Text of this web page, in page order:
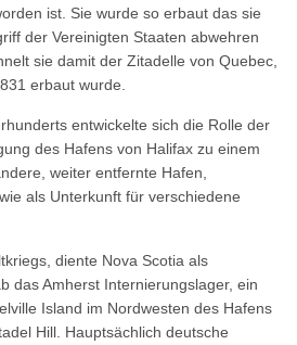
ist. Sie wurde so erbaut das sie
der Vereinigten Staaten abwehren
sie damit der Zitadelle von Quebec,
erbaut wurde.
entwickelte sich die Rolle der
des Hafens von Halifax zu einem
weiter entfernte Hafen,
als Unterkunft für verschiedene
diente Nova Scotia als
das Amherst Internierungslager, ein
Island im Nordwesten des Hafens
Hill. Hauptsächlich deutsche